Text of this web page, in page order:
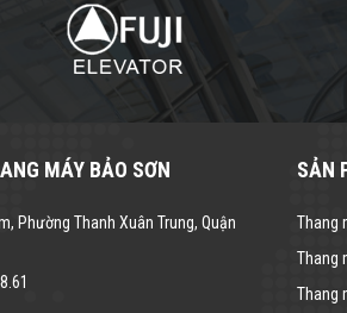
MÁY BẢO SƠN
Phường Thanh Xuân Trung, Quận
SẢN
Thang
Thang
Thang